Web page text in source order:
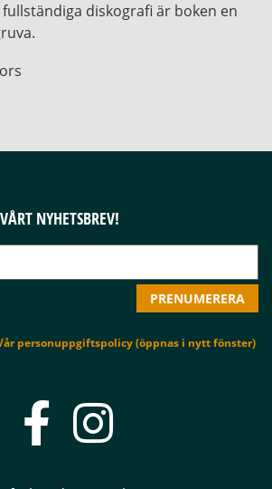
diskografi är boken en
NYHETSBREV!
personuppgiftspolicy (öppnas i nytt fönster)